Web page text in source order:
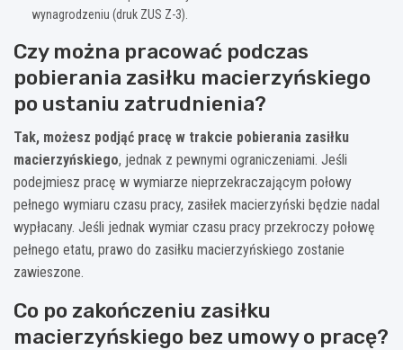
wynagrodzeniu (druk ZUS Z-3).
Czy można pracować podczas
pobierania zasiłku macierzyńskiego
po ustaniu zatrudnienia?
Tak, możesz podjąć pracę w trakcie pobierania zasiłku
macierzyńskiego, jednak z pewnymi ograniczeniami. Jeśli
podejmiesz pracę w wymiarze nieprzekraczającym połowy
pełnego wymiaru czasu pracy, zasiłek macierzyński będzie nadal
wypłacany. Jeśli jednak wymiar czasu pracy przekroczy połowę
pełnego etatu, prawo do zasiłku macierzyńskiego zostanie
zawieszone.
Co po zakończeniu zasiłku
macierzyńskiego bez umowy o pracę?